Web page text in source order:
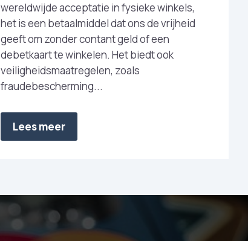
wereldwijde acceptatie in fysieke winkels,
het is een betaalmiddel dat ons de vrijheid
geeft om zonder contant geld of een
debetkaart te winkelen. Het biedt ook
veiligheidsmaatregelen, zoals
fraudebescherming...
Lees meer